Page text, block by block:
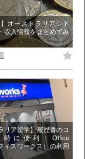
】オーストラリアシド
収入情報をまとめてみ
リア留学】履歴書のコ
時に便利！Office
ィスワークス）の利用